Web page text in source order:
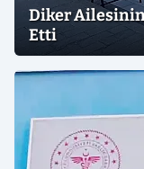
Diker Ailesinin
Etti